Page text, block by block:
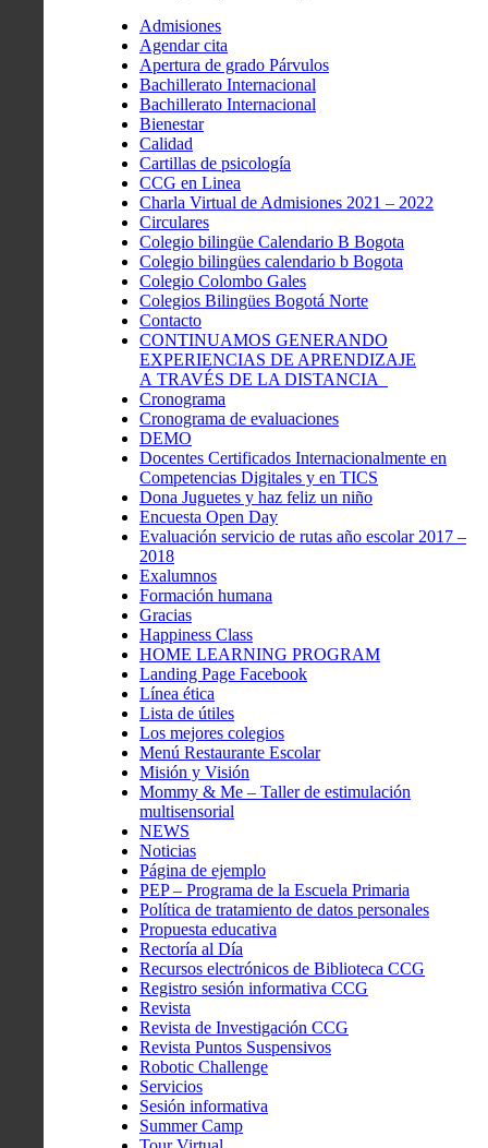
Admisiones
Agendar cita
Apertura de grado Párvulos
Bachillerato Internacional
Bachillerato Internacional
Bienestar
Calidad
Cartillas de psicología
CCG en Linea
Charla Virtual de Admisiones 2021 – 2022
Circulares
Colegio bilingüe Calendario B Bogota
Colegio bilingües calendario b Bogota
Colegio Colombo Gales
Colegios Bilingües Bogotá Norte
Contacto
CONTINUAMOS GENERANDO
EXPERIENCIAS DE APRENDIZAJE
A TRAVÉS DE LA DISTANCIA
Cronograma
Cronograma de evaluaciones
DEMO
Docentes Certificados Internacionalmente en
Competencias Digitales y en TICS
Dona Juguetes y haz feliz un niño
Encuesta Open Day
Evaluación servicio de rutas año escolar 2017 –
2018
Exalumnos
Formación humana
Gracias
Happiness Class
HOME LEARNING PROGRAM
Landing Page Facebook
Línea ética
Lista de útiles
Los mejores colegios
Menú Restaurante Escolar
Misión y Visión
Mommy & Me – Taller de estimulación
multisensorial
NEWS
Noticias
Página de ejemplo
PEP – Programa de la Escuela Primaria
Política de tratamiento de datos personales
Propuesta educativa
Rectoría al Día
Recursos electrónicos de Biblioteca CCG
Registro sesión informativa CCG
Revista
Revista de Investigación CCG
Revista Puntos Suspensivos
Robotic Challenge
Servicios
Sesión informativa
Summer Camp